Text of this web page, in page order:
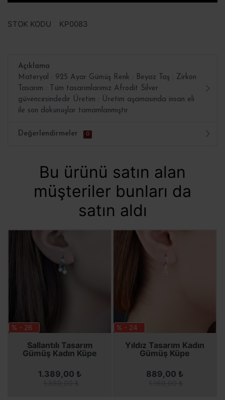
STOK KODU KP0083
Açıklama
Materyal : 925 Ayar Gümüş Renk : Beyaz Taş : Zirkon
Tasarım : Tüm tasarımlarımız Afrodit Silver
güvencesindedir Üretim : Üretim aşamasında insan eli
ile son dokunuşlar tamamlanmıştır
Değerlendirmeler 0
Bu ürünü satın alan
müşteriler bunları da
satın aldı
% - 26
Sallantılı Tasarım
Gümüş Kadın Küpe
1.389,00 ₺
% - 24
Yıldız Tasarım Kadın
Gümüş Küpe
889,00 ₺